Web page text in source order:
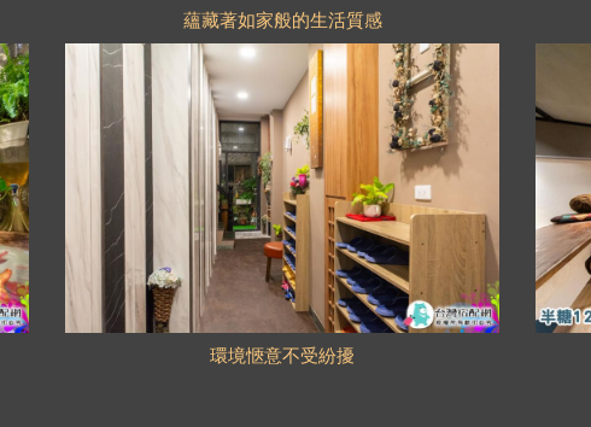
蘊藏著如家般的生活質感
環境愜意不受紛擾